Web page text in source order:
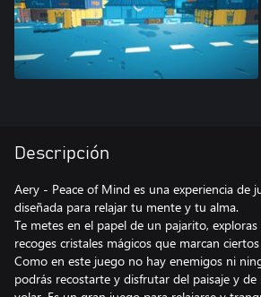
Descripción
Aery - Peace of Mind es una experiencia de
diseñada para relajar tu mente y tu alma.
Te metes en el papel de un pajarito,
recoges cristales mágicos que marcan
Como en este juego no hay enemigos ni
podrás recostarte y disfrutar del paisaje y de